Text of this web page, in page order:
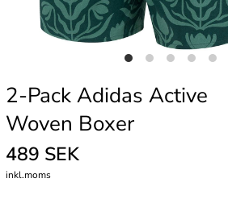
2-Pack Adidas Active
Woven Boxer
489 SEK
inkl.moms